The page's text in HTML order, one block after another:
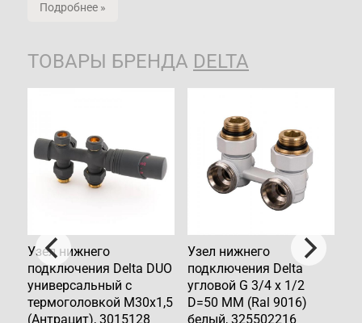
Подробнее »
ТОВАРЫ БРЕНДА DELTA
Узел нижнего
подключения Delta DUO
универсальный с
термоголовкой М30х1,5
(Антрацит), 3015128
Узел нижнего
подключения Delta
угловой G 3/4 x 1/2
D=50 MM (Ral 9016)
белый, 325502216